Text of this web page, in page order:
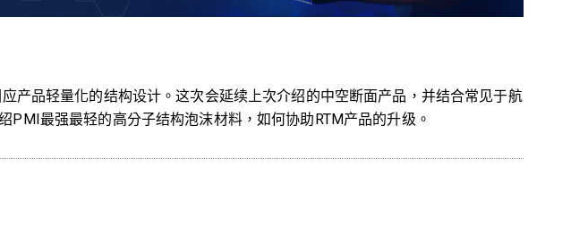
产品轻量化的结构设计。这次会延续上次介绍的中空断面产品，并结合常见于航
最强最轻的高分子结构泡沫材料，如何协助RTM产品的升级。